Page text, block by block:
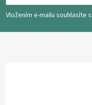
p
a
Vložením e-mailu souhlasíte s